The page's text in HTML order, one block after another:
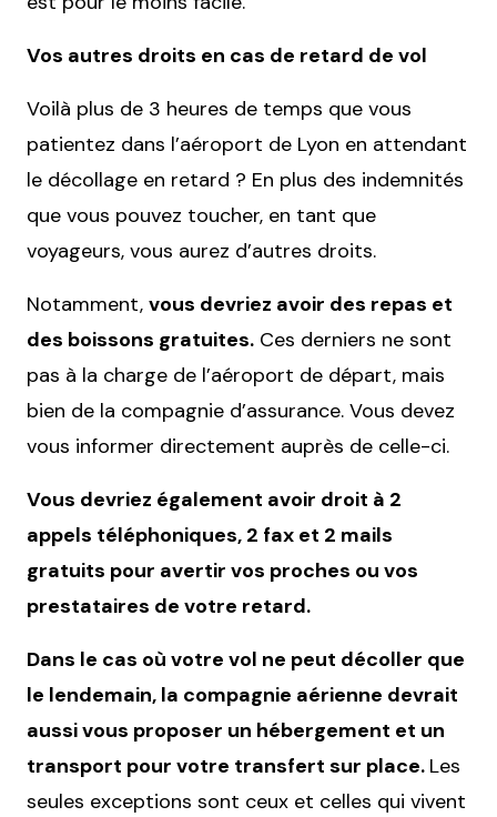
Vos autres droits en cas de retard de vol
Voilà plus de 3 heures de temps que vous
patientez dans l’aéroport de Lyon en attendant
le décollage en retard ? En plus des indemnités
que vous pouvez toucher, en tant que
voyageurs, vous aurez d’autres droits.
Notamment, vous devriez avoir des repas et
des boissons gratuites. Ces derniers ne sont
pas à la charge de l’aéroport de départ, mais
bien de la compagnie d’assurance. Vous devez
vous informer directement auprès de celle-ci.
Vous devriez également avoir droit à 2
appels téléphoniques, 2 fax et 2 mails
gratuits pour avertir vos proches ou vos
prestataires de votre retard.
Dans le cas où votre vol ne peut décoller que
le lendemain, la compagnie aérienne devrait
aussi vous proposer un hébergement et un
transport pour votre transfert sur place. Les
seules exceptions sont ceux et celles qui vivent